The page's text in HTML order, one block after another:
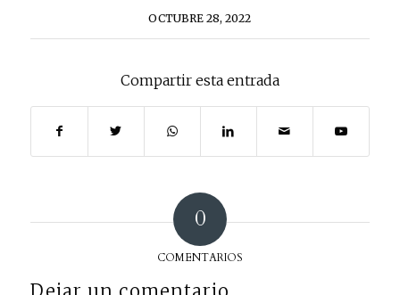
OCTUBRE 28, 2022
Compartir esta entrada
0
COMENTARIOS